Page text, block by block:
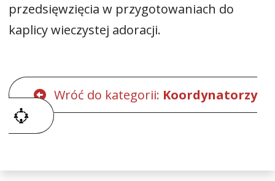
przedsięwzięcia w przygotowaniach do
kaplicy wieczystej adoracji.
Wróć do kategorii: Koordynatorzy